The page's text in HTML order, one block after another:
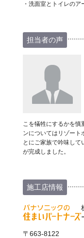
・洗面室とトイレのア
担当者の声
こを犠牲にするかを
ンについてはリゾート
とにご家族で吟味して
が完成しました。
施工店情報
〒663-8122